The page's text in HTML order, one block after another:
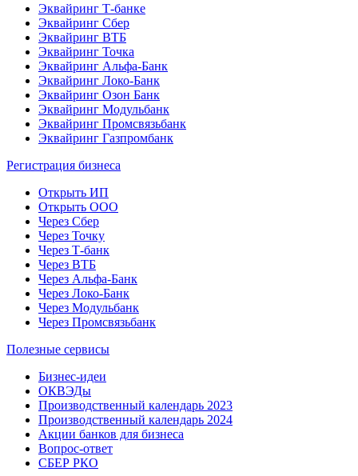
Эквайринг Т-банке
Эквайринг Сбер
Эквайринг ВТБ
Эквайринг Точка
Эквайринг Альфа-Банк
Эквайринг Локо-Банк
Эквайринг Озон Банк
Эквайринг Модульбанк
Эквайринг Промсвязьбанк
Эквайринг Газпромбанк
Регистрация бизнеса
Открыть ИП
Открыть ООО
Через Сбер
Через Точку
Через Т-банк
Через ВТБ
Через Альфа-Банк
Через Локо-Банк
Через Модульбанк
Через Промсвязьбанк
Полезные сервисы
Бизнес-идеи
ОКВЭДы
Производственный календарь 2023
Производственный календарь 2024
Акции банков для бизнеса
Вопрос-ответ
СБЕР РКО